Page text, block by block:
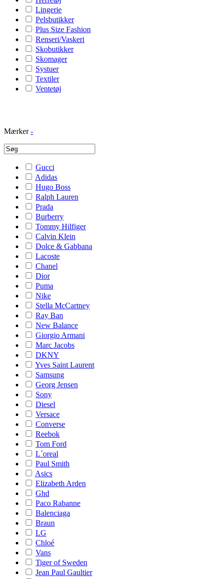
Lingerie
Pelsbutikker
Plus Size Fashion
Renseri/Vaskeri
Skobutikker
Skomager
Systuer
Textiler
Ventetøj
Mærker -
Gucci
Adidas
Hugo Boss
Ralph Lauren
Prada
Burberry
Tommy Hilfiger
Calvin Klein
Dolce & Gabbana
Lacoste
Chanel
Dior
Puma
Nike
Stella McCartney
Ray Ban
New Balance
Giorgio Armani
Marc Jacobs
DKNY
Yves Saint Laurent
Samsung
Georg Jensen
Sony
Diesel
Versace
Converse
Reebok
Tom Ford
L´oreal
Paul Smith
Asics
Elizabeth Arden
Ghd
Paco Rabanne
Balenciaga
Braun
LG
Chloé
Vans
Tiger of Sweden
Jean Paul Gaultier